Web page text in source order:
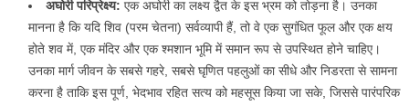
अघोरी परिप्रेक्ष्य: एक अघोरी का लक्ष्य द्वैत के इस भ्रम को तोड़ना है। उनका
मानना है कि यदि शिव (परम चेतना) सर्वव्यापी हैं, तो वे एक सुगंधित फूल और एक क्षय
होते शव में, एक मंदिर और एक श्मशान भूमि में समान रूप से उपस्थित होने चाहिए।
उनका मार्ग जीवन के सबसे गहरे, सबसे घृणित पहलुओं का सीधे और निडरता से सामना
करना है ताकि इस पूर्ण, भेदभाव रहित सत्य को महसूस किया जा सके, जिससे पारंपरिक